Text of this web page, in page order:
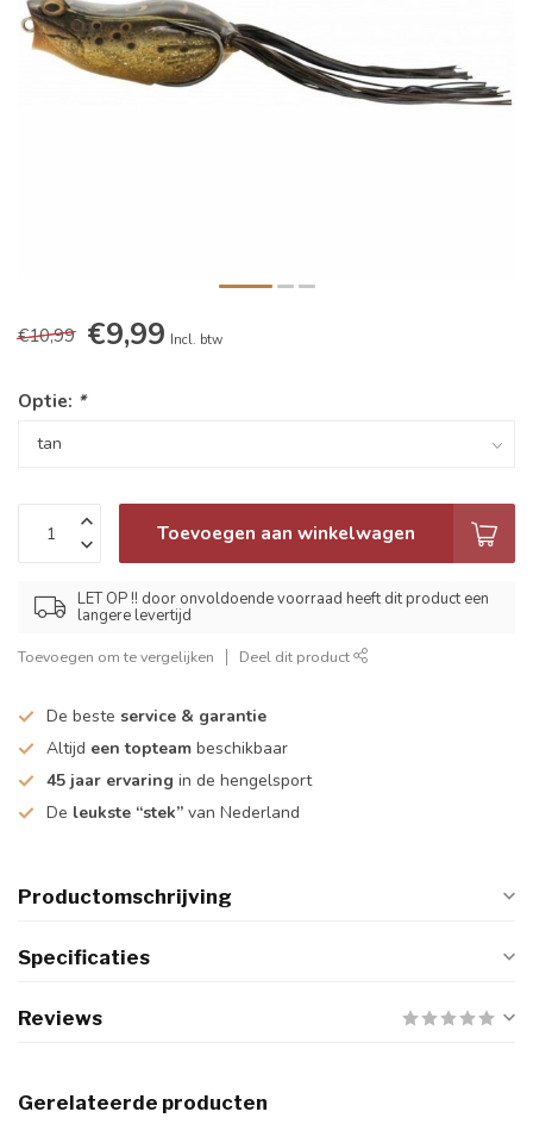
€10,99 €9,99 Incl. btw
Optie: *
Toevoegen aan winkelwagen
LET OP !! door onvoldoende voorraad heeft dit product een
langere levertijd
Toevoegen om te vergelijken Deel dit product
De beste service & garantie
Altijd een topteam beschikbaar
45 jaar ervaring in de hengelsport
De leukste “stek” van Nederland
Productomschrijving
Specificaties
Reviews
Gerelateerde producten